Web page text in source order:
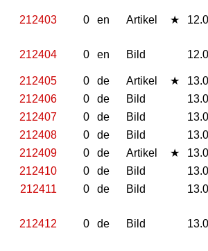
212403 0 en Artikel ★
212404 0 en Bild
212405
0 de Artikel ★
212406
0 de Bild
212407
0 de Bild
212408
0 de Bild
212409
0 de Artikel ★
212410
0 de Bild
212411
0 de Bild
212412 0 de Bild